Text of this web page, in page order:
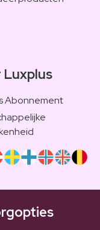
Luxplus
Abonnement